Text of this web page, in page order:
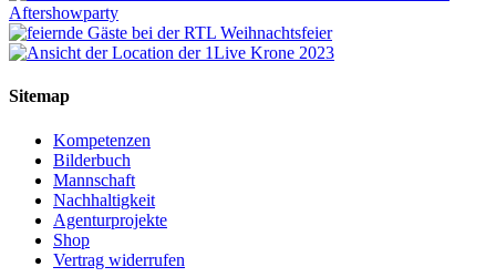
Sitemap
Kompetenzen
Bilderbuch
Mannschaft
Nachhaltigkeit
Agenturprojekte
Shop
Vertrag widerrufen